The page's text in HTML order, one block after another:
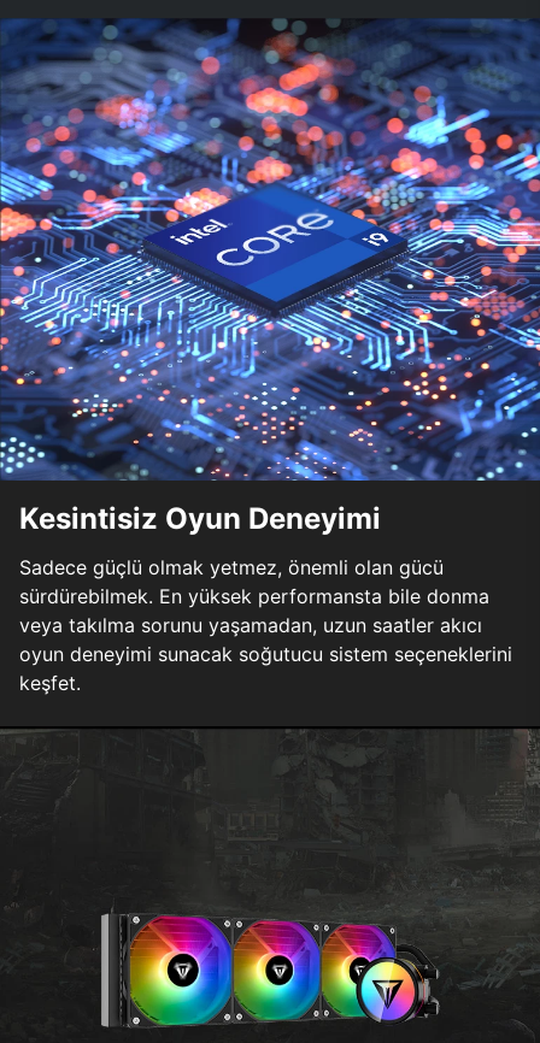
Kesintisiz Oyun Deneyimi
Sadece güçlü olmak yetmez, önemli olan gücü
sürdürebilmek. En yüksek performansta bile donma
veya takılma sorunu yaşamadan, uzun saatler akıcı
oyun deneyimi sunacak soğutucu sistem seçeneklerini
keşfet.